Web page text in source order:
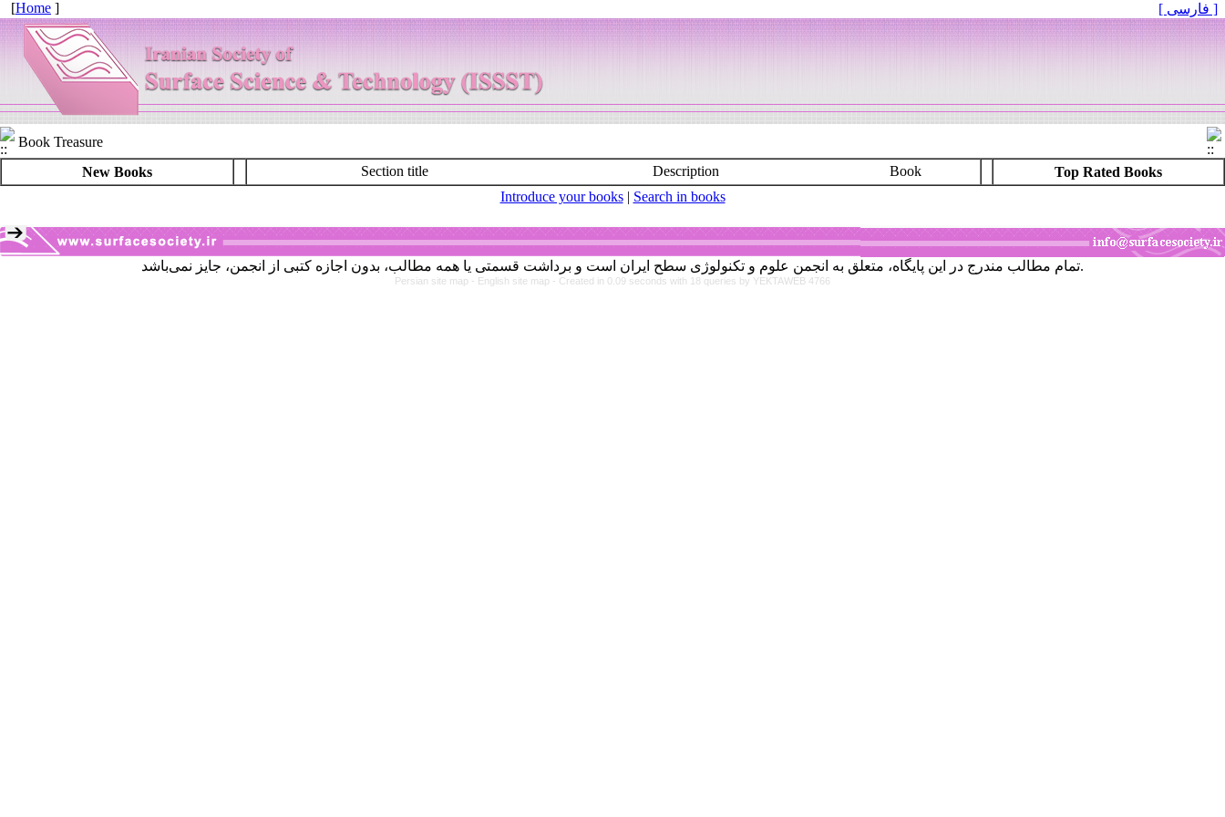
[Home ] [ فارسی ]
Book Treasure
New Books
Section title Description Book
Top Rated Books
Introduce your books| Search in books
تمام مطالب مندرج در این پایگاه، متعلق به انجمن علوم و تکنولوژی سطح ایران است و برداشت قسمتی یا همه مطالب، بدون اجازه کتبی از انجمن، جایز نمی‌باشد.
Persian site map - English site map - Created in 0.09 seconds with 18 queries by YEKTAWEB 4766